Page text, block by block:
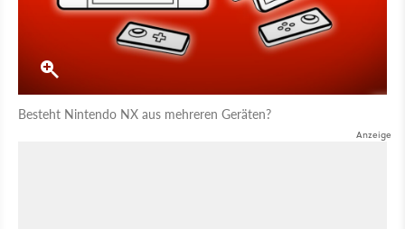
Besteht Nintendo NX aus mehreren Geräten?